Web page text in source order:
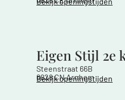
Eigen Stijl 2e
Steenstraat 66B
6828 CN Arnhem
Bekijk openingstijden